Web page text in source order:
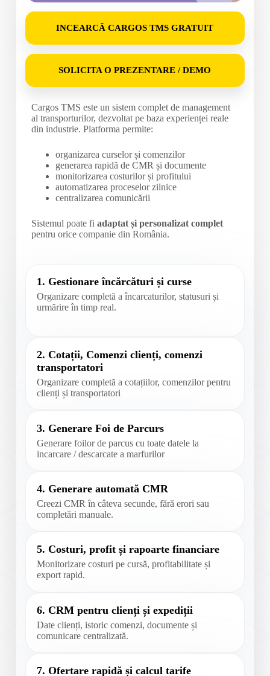
INCEARCĂ CARGOS TMS GRATUIT
SOLICITA O PREZENTARE / DEMO
Cargos TMS este un sistem complet de management
al transporturilor, dezvoltat pe baza experienței reale
din industrie. Platforma permite:
organizarea curselor și comenzilor
generarea rapidă de CMR și documente
monitorizarea costurilor și profitului
automatizarea proceselor zilnice
centralizarea comunicării
Sistemul poate fi adaptat și personalizat complet
pentru orice companie din România.
1. Gestionare încărcături și curse
Organizare completă a încarcaturilor, statusuri și
urmărire în timp real.
2. Cotații, Comenzi clienți, comenzi
transportatori
Organizare completă a cotațiilor, comenzilor pentru
clienți și transportatori
3. Generare Foi de Parcurs
Generare foilor de parcus cu toate datele la
incarcare / descarcate a marfurilor
4. Generare automată CMR
Creezi CMR în câteva secunde, fără erori sau
completări manuale.
5. Costuri, profit și rapoarte financiare
Monitorizare costuri pe cursă, profitabilitate și
export rapid.
6. CRM pentru clienți și expediții
Date clienți, istoric comenzi, documente și
comunicare centralizată.
7. Ofertare rapidă și calcul tarife